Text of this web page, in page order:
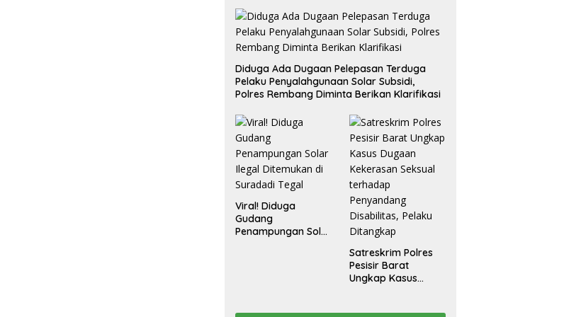
Diduga Ada Dugaan Pelepasan Terduga
Pelaku Penyalahgunaan Solar Subsidi,
Polres Rembang Diminta Berikan Klarifikasi
Viral! Diduga
Gudang
Penampungan Solar
Satreskrim Polres
Pesisir Barat
Ungkap Kasus